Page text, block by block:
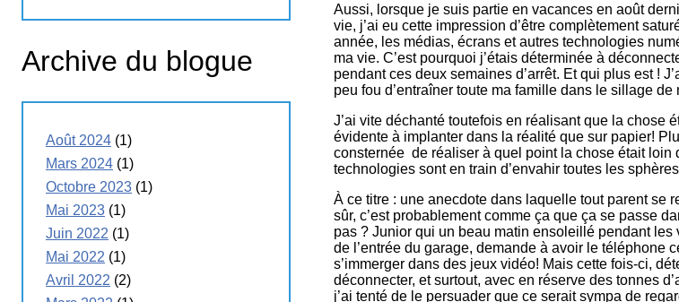
Aussi, lorsque je suis partie en vacances en août
vie, j’ai eu cette impression d’être complètement
année, les médias, écrans et autres technologies
ma vie. C’est pourquoi j’étais déterminée à
pendant ces deux semaines d’arrêt. Et qui plus est !
peu fou d’entraîner toute ma famille dans le sillage
J’ai vite déchanté toutefois en réalisant que la chose
évidente à implanter dans la réalité que sur papier!
consternée de réaliser à quel point la chose était loin
technologies sont en train d’envahir toutes les
À ce titre : une anecdote dans laquelle tout parent se
sûr, c’est probablement comme ça que ça se passe
pas ? Junior qui un beau matin ensoleillé pendant les
de l’entrée du garage, demande à avoir le téléphone
s’immerger dans des jeux vidéo! Mais cette fois-ci,
déconnecter, et surtout, avec en réserve des tonnes
j’ai tenté de le persuader que ce serait sympa de
Archive du blogue
Août 2024 (1)
Mars 2024 (1)
Octobre 2023 (1)
Mai 2023 (1)
Juin 2022 (1)
Mai 2022 (1)
Avril 2022 (2)